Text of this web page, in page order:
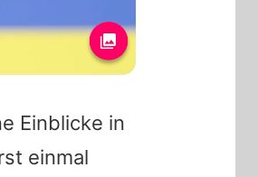
Einblicke in
einmal